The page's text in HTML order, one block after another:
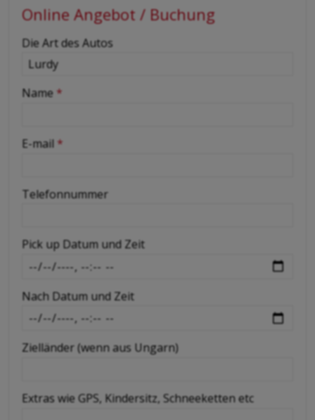
Online Angebot / Buchung
-
-
-
-
-
-
Die Art des Autos
Name *
E-mail *
Telefonnummer
Pick up Datum und Zeit
Nach Datum und Zeit
Zielländer (wenn aus Ungarn)
Extras wie GPS, Kindersitz, Schneeketten etc